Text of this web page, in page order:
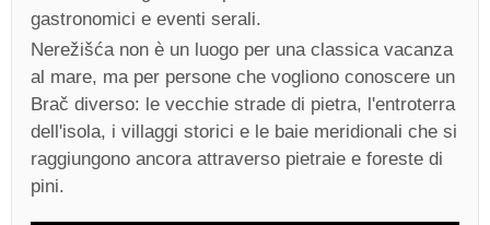
gastronomici e eventi serali.
Nerežišća non è un luogo per una classica vacanza
al mare, ma per persone che vogliono conoscere un
Brač diverso: le vecchie strade di pietra, l'entroterra
dell'isola, i villaggi storici e le baie meridionali che si
raggiungono ancora attraverso pietraie e foreste di
pini.